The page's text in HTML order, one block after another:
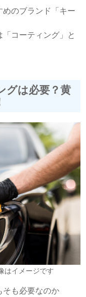
のブランド「キー
コーティング」と
グは必要？黄
イメージです
そも必要なのか